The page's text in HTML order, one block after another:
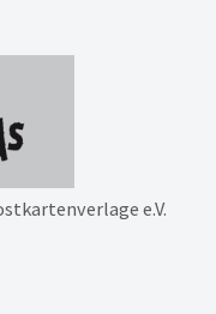
e.V.